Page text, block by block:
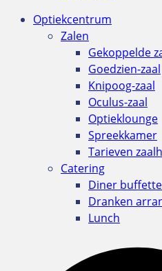
Optiekcentrum
Zalen
Gekoppelde
Goedzien-zaal
Knipoog-zaal
Oculus-zaal
Optieklounge
Spreekkamer
Tarieven
Catering
Diner
Dranken
Lunch